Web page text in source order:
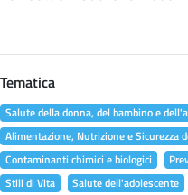
Tematica
Salute della donna, del bambino e
Alimentazione, Nutrizione e Sicurezza
Contaminanti chimici e biologici
Stili di Vita
Salute dell'adolescente